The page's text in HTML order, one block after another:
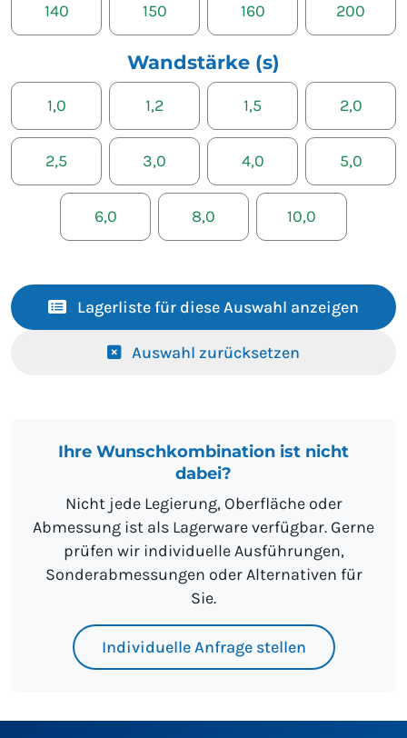
140 150 160 200
Wandstärke (s)
1,0 1,2 1,5 2,0
2,5 3,0 4,0 5,0
6,0 8,0 10,0
Lagerliste für diese Auswahl anzeigen
Auswahl zurücksetzen
Ihre Wunschkombination ist nicht
dabei?
Nicht jede Legierung, Oberfläche oder
Abmessung ist als Lagerware verfügbar. Gerne
prüfen wir individuelle Ausführungen,
Sonderabmessungen oder Alternativen für
Sie.
Individuelle Anfrage stellen